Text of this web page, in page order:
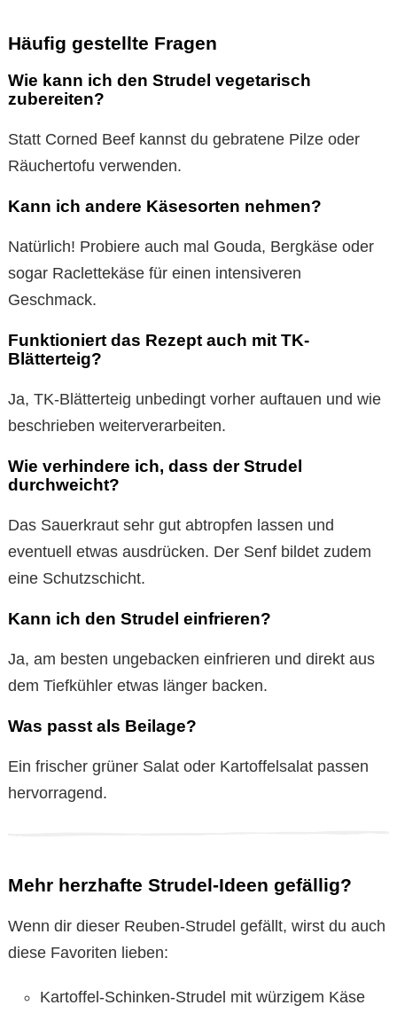
Häufig gestellte Fragen
Wie kann ich den Strudel vegetarisch
zubereiten?
Statt Corned Beef kannst du gebratene Pilze oder
Räuchertofu verwenden.
Kann ich andere Käsesorten nehmen?
Natürlich! Probiere auch mal Gouda, Bergkäse oder
sogar Raclettekäse für einen intensiveren
Geschmack.
Funktioniert das Rezept auch mit TK-
Blätterteig?
Ja, TK-Blätterteig unbedingt vorher auftauen und wie
beschrieben weiterverarbeiten.
Wie verhindere ich, dass der Strudel
durchweicht?
Das Sauerkraut sehr gut abtropfen lassen und
eventuell etwas ausdrücken. Der Senf bildet zudem
eine Schutzschicht.
Kann ich den Strudel einfrieren?
Ja, am besten ungebacken einfrieren und direkt aus
dem Tiefkühler etwas länger backen.
Was passt als Beilage?
Ein frischer grüner Salat oder Kartoffelsalat passen
hervorragend.
Mehr herzhafte Strudel-Ideen gefällig?
Wenn dir dieser Reuben-Strudel gefällt, wirst du auch
diese Favoriten lieben:
Kartoffel-Schinken-Strudel mit würzigem Käse